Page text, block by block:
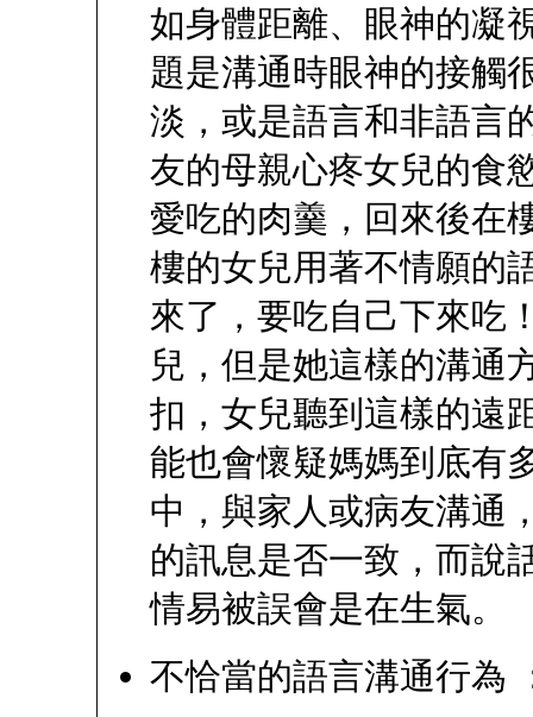
如身體距離、眼神的凝
題是溝通時眼神的接觸
淡，或是語言和非語言
友的母親心疼女兒的食
愛吃的肉羹，回來後在
樓的女兒用著不情願的
來了，要吃自己下來吃
兒，但是她這樣的溝通
扣，女兒聽到這樣的遠
能也會懷疑媽媽到底有
中，與家人或病友溝通
的訊息是否一致，而說
情易被誤會是在生氣。
不恰當的語言溝通行為